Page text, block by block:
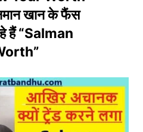
खान के फैंस
हैं “Salman